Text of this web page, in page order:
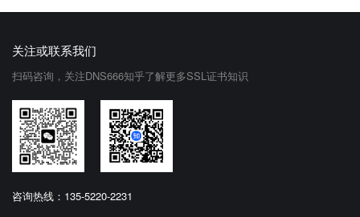
关注或联系我们
扫码咨询，关注DNS666知乎了解更多SSL证书知识
咨询热线：135-5220-2231